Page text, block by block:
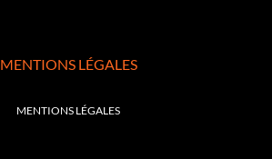
MENTIONS LÉGALES
MENTIONS LÉGALES